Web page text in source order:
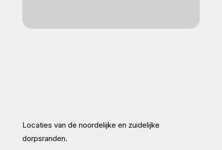
Locaties van de noordelijke en zuidelijke
dorpsranden.